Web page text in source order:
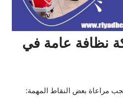
نظافة عامة في
مراعاة بعض النقاط المهمة: